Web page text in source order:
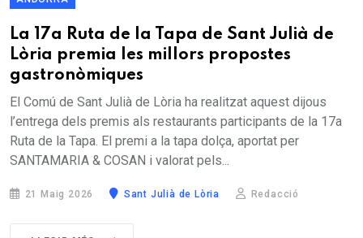
La 17a Ruta de la Tapa de Sant Julià de
Lòria premia les millors propostes
gastronòmiques
El Comú de Sant Julià de Lòria ha realitzat aquest dijous
l’entrega dels premis als restaurants participants de la 17a
Ruta de la Tapa. El premi a la tapa dolça, aportat per
SANTAMARIA & COSAN i valorat pels...
21 Maig 2026 Sant Julià de Lòria Redacció